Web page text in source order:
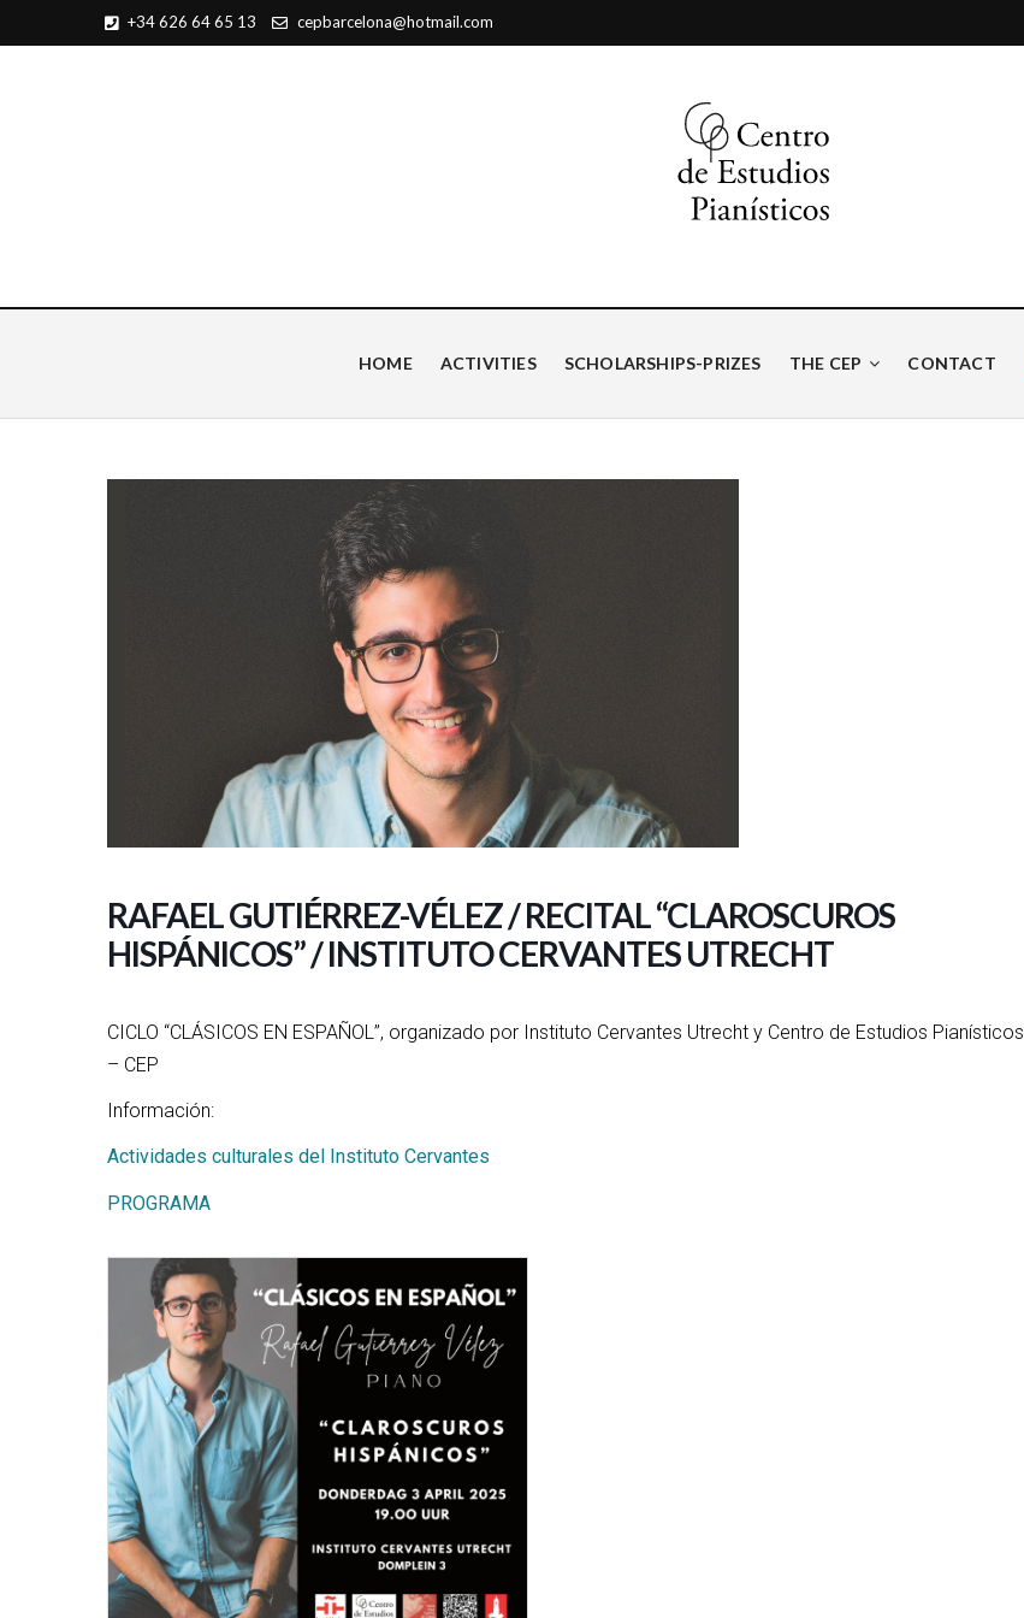
+34 626 64 65 13 cepbarcelona@hotmail.com
Centro de Estudios Pianísticos
HOME ACTIVITIES SCHOLARSHIPS-PRIZES THE CEP CONTACT
RAFAEL GUTIÉRREZ-VÉLEZ / RECITAL “CLAROSCUROS
HISPÁNICOS” / INSTITUTO CERVANTES UTRECHT
CICLO “CLÁSICOS EN ESPAÑOL”, organizado por Instituto Cervantes Utrecht y Centro de Estudios Pianísticos
– CEP
Información:
Actividades culturales del Instituto Cervantes
PROGRAMA